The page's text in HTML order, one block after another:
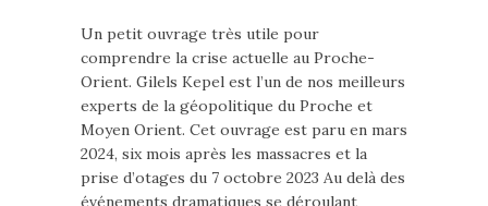
Un petit ouvrage très utile pour
comprendre la crise actuelle au Proche-
Orient. Gilels Kepel est l’un de nos meilleurs
experts de la géopolitique du Proche et
Moyen Orient. Cet ouvrage est paru en mars
2024, six mois après les massacres et la
prise d’otages du 7 octobre 2023 Au delà des
événements dramatiques se déroulant